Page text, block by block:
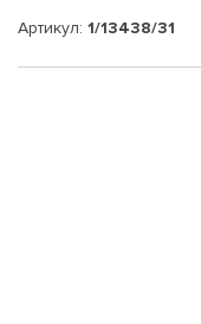
Артикул: 1/13438/31